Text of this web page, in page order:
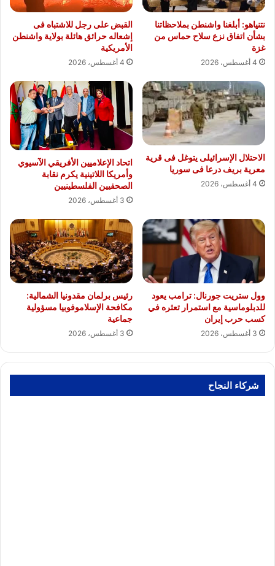
نتنياهو: أبلغنا واشنطن بملاحظاتنا
بشأن اتفاق نزع سلاح حماس من
غزة
4 أغسطس، 2026
القبض على رجل للاشتباه فى
إشعاله حرائق هائلة بولاية واشنطن
الأمريكية
4 أغسطس، 2026
الاحتلال الإسرائيلى يتوغل فى قرية
معرية بريف درعا فى سوريا
4 أغسطس، 2026
اتحاد الإعلاميين الأفريقي الآسيوي
وأمريكا اللاتينية يكرم نقابة
الصحفيين الفلسطينيين
3 أغسطس، 2026
وول ستريت جورنال: ترامب يعود
للدبلوماسية مع استمرار تعثره في
كسب حرب إيران
3 أغسطس، 2026
رئيس برلمان مقدونيا الشمالية:
مكافحة الإسلاموفوبيا مسؤولية
جماعية
3 أغسطس، 2026
شركاء النجاح